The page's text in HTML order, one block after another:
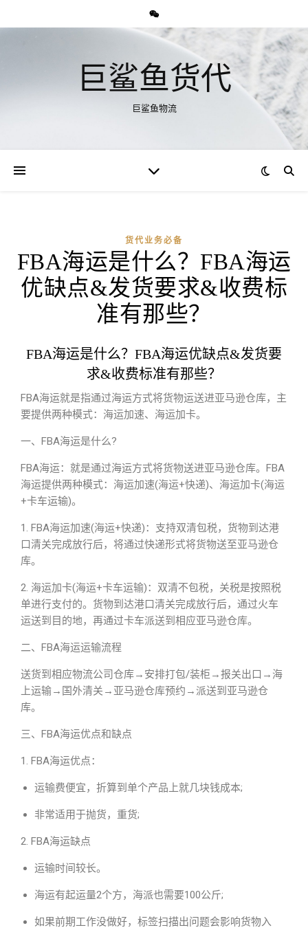
巨鲨鱼货代
巨鲨鱼物流
货代业务必备
FBA海运是什么？FBA海运
优缺点&发货要求&收费标
准有那些？
FBA海运是什么？FBA海运优缺点&发货要
求&收费标准有那些？
FBA海运就是指通过海运方式将货物运送进亚马逊仓库，主
要提供两种模式：海运加速、海运加卡。
一、FBA海运是什么?
FBA海运：就是通过海运方式将货物送进亚马逊仓库。FBA
海运提供两种模式：海运加速(海运+快递)、海运加卡(海运
+卡车运输)。
1. FBA海运加速(海运+快递)：支持双清包税，货物到达港
口清关完成放行后，将通过快递形式将货物送至亚马逊仓
库。
2. 海运加卡(海运+卡车运输)：双清不包税，关税是按照税
单进行支付的。货物到达港口清关完成放行后，通过火车
运送到目的地，再通过卡车派送到相应亚马逊仓库。
二、FBA海运运输流程
送货到相应物流公司仓库→安排打包/装柜→报关出口→海
上运输→国外清关→亚马逊仓库预约→派送到亚马逊仓
库。
三、FBA海运优点和缺点
1. FBA海运优点：
运输费便宜，折算到单个产品上就几块钱成本;
非常适用于抛货，重货;
2. FBA海运缺点
运输时间较长。
海运有起运量2个方，海派也需要100公斤;
如果前期工作没做好，标签扫描出问题会影响货物入